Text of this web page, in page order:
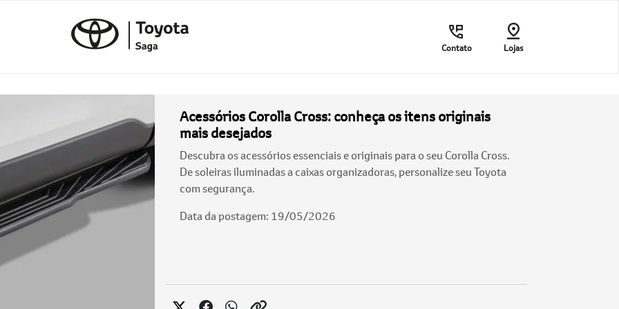
Contato Lojas
Acessórios Corolla Cross: conheça os itens originais
mais desejados
Descubra os acessórios essenciais e originais para o seu Corolla Cross.
De soleiras iluminadas a caixas organizadoras, personalize seu Toyota
com segurança.
Data da postagem: 19/05/2026